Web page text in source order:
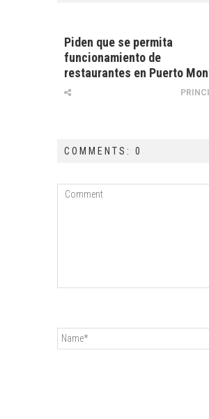
Piden que se permita
funcionamiento de
restaurantes en Puerto
COMMENTS: 0